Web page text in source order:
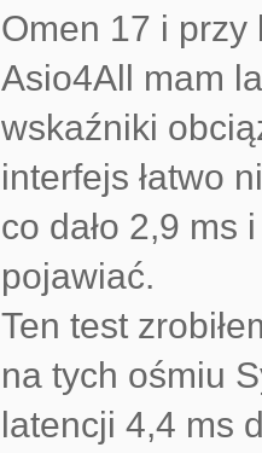
Omen 17 i
Asio4All mam
wskaźniki
interfejs łatwo
co dało 2,9 ms
pojawiać.
Ten test
na tych ośmiu
latencji 4,4 ms